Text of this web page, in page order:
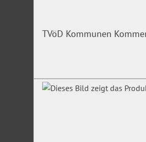
Kastenholz verbindet in Ihren
Irrtümer/Änderungen vorbehalten
TVöD Kommunen